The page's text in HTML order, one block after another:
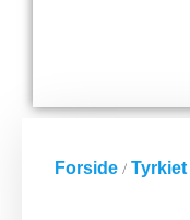
Forside / Tyrkiet